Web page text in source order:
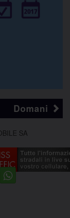
Domani
SA